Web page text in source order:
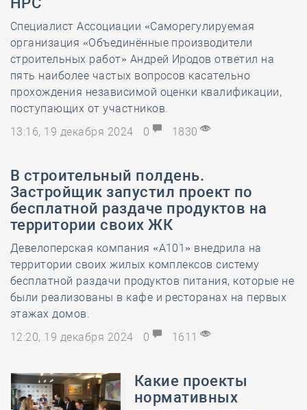
Специалист Ассоциации «Саморегулируемая
организация «Объединённые производители
строительных работ» Андрей Иродов ответил на
пять наиболее частых вопросов касательно
прохождения независимой оценки квалификации,
поступающих от участников.
13:16, 19 декабря 2024
0 1830
В строительный полдень.
Застройщик запустил проект по
бесплатной раздаче продуктов на
территории своих ЖК
Девелоперская компания «А101» внедрила на
территории своих жилых комплексов систему
бесплатной раздачи продуктов питания, которые не
были реализованы в кафе и ресторанах на первых
этажах домов.
12:20, 19 декабря 2024
0 1611
Какие проекты
нормативных